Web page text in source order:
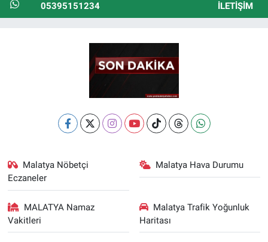
05395151234 İLETIŞIM
Malatya Nöbetçi
Eczaneler
Malatya Hava Durumu
MALATYA Namaz
Vakitleri
Malatya Trafik Yoğunluk
Haritası